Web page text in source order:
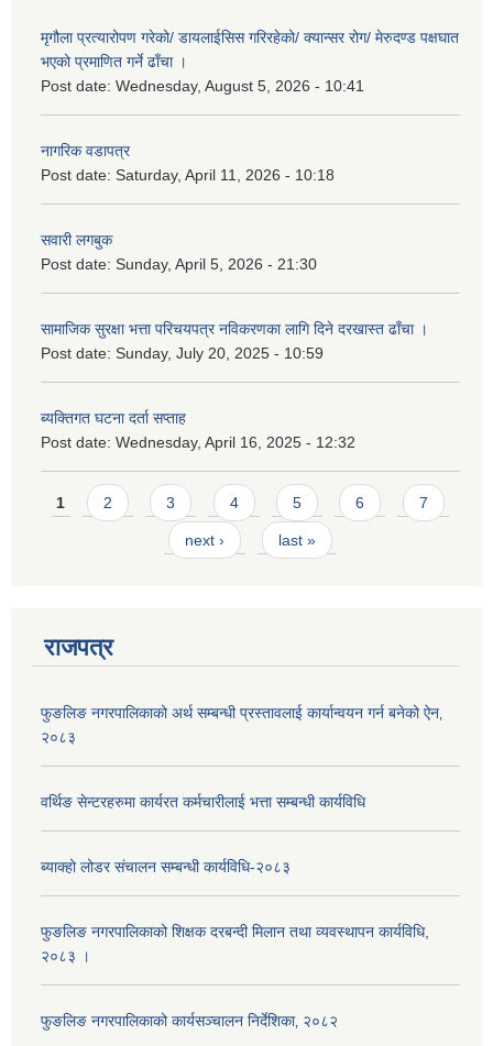
मृगौला प्रत्यारोपण गरेको/ डायलाईसिस गरिरहेको/ क्यान्सर रोग/ मेरुदण्ड पक्षघात
भएको प्रमाणित गर्ने ढाँचा ।
Post date: Wednesday, August 5, 2026 - 10:41
नागरिक वडापत्र
Post date: Saturday, April 11, 2026 - 10:18
सवारी लगबुक
Post date: Sunday, April 5, 2026 - 21:30
सामाजिक सुरक्षा भत्ता परिचयपत्र नविकरणका लागि दिने दरखास्त ढाँचा ।
Post date: Sunday, July 20, 2025 - 10:59
ब्यक्तिगत घटना दर्ता सप्ताह
Post date: Wednesday, April 16, 2025 - 12:32
Pages
1 2 3 4 5 6 7
next › last »
राजपत्र
फुङलिङ नगरपालिकाको अर्थ सम्बन्धी प्रस्तावलाई कार्यान्वयन गर्न बनेको ऐन‚
२०८३
वर्थिङ सेन्टरहरुमा कार्यरत कर्मचारीलाई भत्ता सम्बन्धी कार्यविधि
ब्याक्हो लोडर संचालन सम्बन्धी कार्यविधि-२०८३
फुङलिङ नगरपालिकाको शिक्षक दरबन्दी मिलान तथा व्यवस्थापन कार्यविधि,
२०८३ ।
फुङलिङ नगरपालिकाको कार्यसञ्चालन निर्देशिका‚ २०८२